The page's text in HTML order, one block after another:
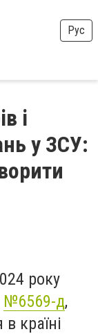
Рус
і
у ЗСУ:
року
№6569-д,
країні